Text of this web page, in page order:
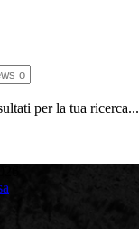
per la tua ricerca...